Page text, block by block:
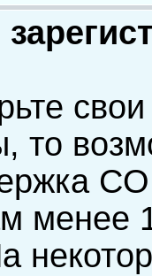
то
менее